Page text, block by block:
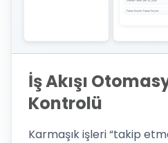
İş Akışı
Kontrolü
Karmaşık işleri “takip